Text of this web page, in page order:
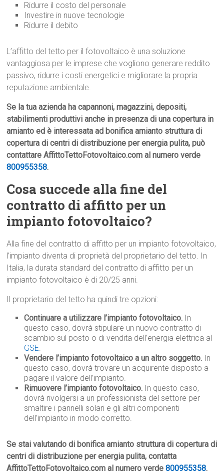
Ridurre il costo del personale
Investire in nuove tecnologie
Ridurre il debito
L’affitto del tetto per il fotovoltaico è una soluzione
vantaggiosa per le imprese che vogliono generare reddito
passivo, ridurre i costi energetici e migliorare la propria
reputazione ambientale.
Se la tua azienda ha capannoni, magazzini, depositi,
stabilimenti produttivi anche in presenza di una copertura in
amianto ed è interessata ad bonifica amianto struttura di
copertura di centri di distribuzione per energia pulita, può
contattare AffittoTettoFotovoltaico.com al numero verde
800955358.
Cosa succede alla fine del
contratto di affitto per un
impianto fotovoltaico?
Alla fine del contratto di affitto per un impianto fotovoltaico,
l’impianto diventa di proprietà del proprietario del tetto. In
Italia, la durata standard del contratto di affitto per un
impianto fotovoltaico è di 20/25 anni.
Il proprietario del tetto ha quindi tre opzioni:
Continuare a utilizzare l’impianto fotovoltaico. In
questo caso, dovrà stipulare un nuovo contratto di
scambio sul posto o di vendita dell’energia elettrica al
GSE.
Vendere l’impianto fotovoltaico a un altro soggetto. In
questo caso, dovrà trovare un acquirente disposto a
pagare il valore dell’impianto.
Rimuovere l’impianto fotovoltaico. In questo caso,
dovrà rivolgersi a un professionista del settore per
smaltire i pannelli solari e gli altri componenti
dell’impianto in modo corretto.
Se stai valutando di bonifica amianto struttura di copertura di
centri di distribuzione per energia pulita, contatta
AffittoTettoFotovoltaico.com al numero verde800955358.